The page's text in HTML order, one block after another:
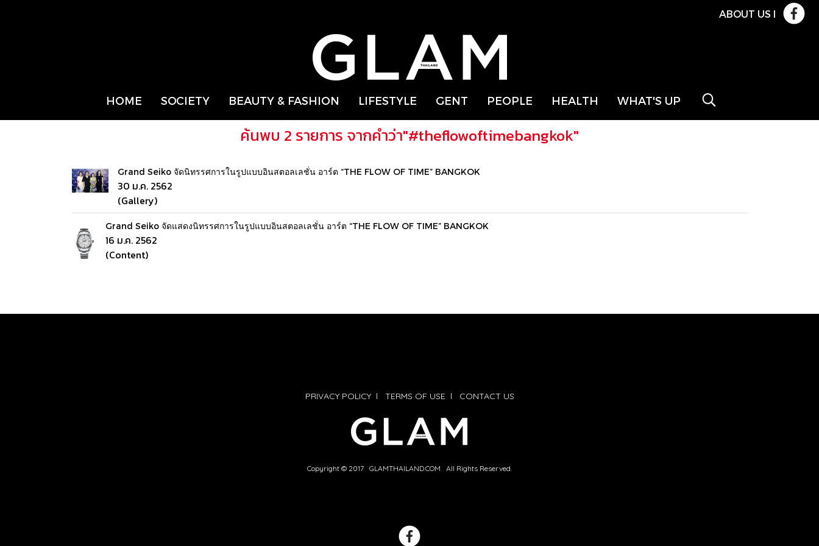
ABOUT US l
HOME SOCIETY BEAUTY & FASHION LIFESTYLE GENT PEOPLE HEALTH WHAT'S UP
ค้นพบ 2 รายการ จากคำว่า"#theflowoftimebangkok"
Grand Seiko จัดนิทรรศการในรูปแบบอินสตอลเลชั่น อาร์ต “THE FLOW OF TIME” BANGKOK
30 ม.ค. 2562
(Gallery)
Grand Seiko จัดแสดงนิทรรศการในรูปแบบอินสตอลเลชั่น อาร์ต “THE FLOW OF TIME” BANGKOK
16 ม.ค. 2562
(Content)
PRIVACY POLICYl TERMS OF USE l CONTACT US
Copyright © 2017 GLAMTHAILAND.COM All Rights Reserved.